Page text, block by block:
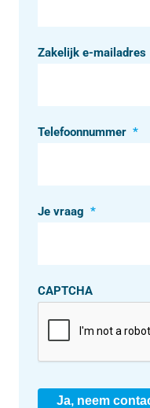
Zakelijk e-mailadres
Telefoonnummer *
Je vraag *
CAPTCHA
Ja, neem